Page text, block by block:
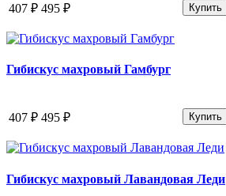
407 ₽ 495 ₽ Купить
Гибискус махровый Гамбург
407 ₽ 495 ₽ Купить
Гибискус махровый Лавандовая Леди